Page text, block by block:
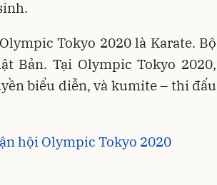
Tokyo 2020 là Karate. Bộ
Bản. Tại Olympic Tokyo 2020,
biểu diễn, và kumite – thi đấu
hội Olympic Tokyo 2020